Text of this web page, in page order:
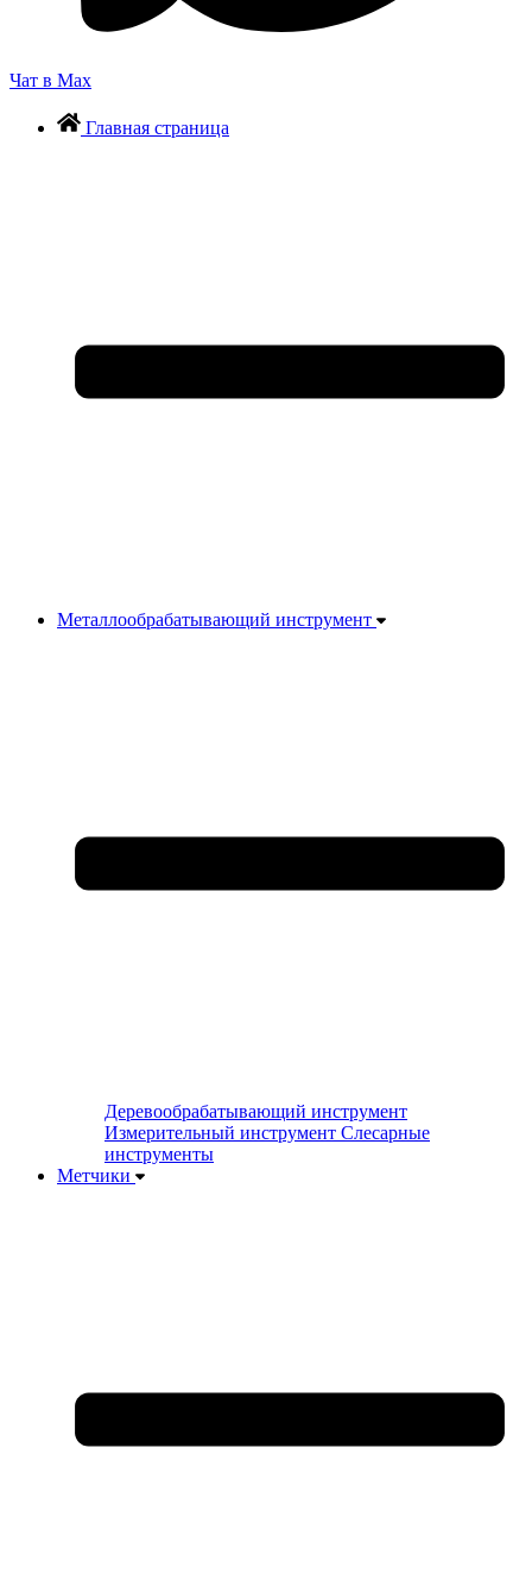
Чат в Max
Главная страница
Металлообрабатывающий инструмент
Деревообрабатывающий инструмент
Измерительный инструмент Слесарные
инструменты
Метчики